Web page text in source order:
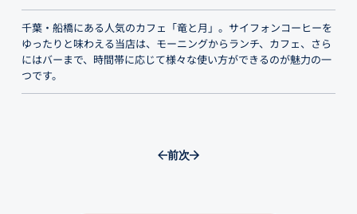
千葉・船橋にある人気のカフェ「竜と月」。サイフォンコーヒーを
ゆったりと味わえる当店は、モーニングからランチ、カフェ、さら
にはバーまで、時間帯に応じて様々な使い方ができるのが魅力の一
つです。
前次